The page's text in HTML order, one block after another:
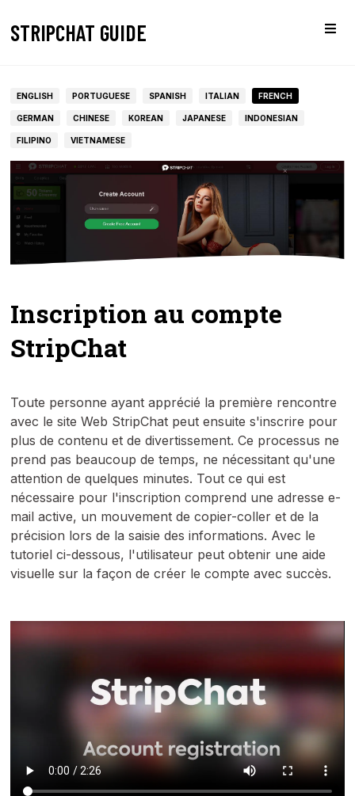
STRIPCHAT GUIDE
ENGLISH PORTUGUESE SPANISH ITALIAN FRENCH
GERMAN CHINESE KOREAN JAPANESE INDONESIAN
FILIPINO VIETNAMESE
Inscription au compte
StripChat
Toute personne ayant apprécié la première rencontre
avec le site Web StripChat peut ensuite s'inscrire pour
plus de contenu et de divertissement. Ce processus ne
prend pas beaucoup de temps, ne nécessitant qu'une
attention de quelques minutes. Tout ce qui est
nécessaire pour l'inscription comprend une adresse e-
mail active, un mouvement de copier-coller et de la
précision lors de la saisie des informations. Avec le
tutoriel ci-dessous, l'utilisateur peut obtenir une aide
visuelle sur la façon de créer le compte avec succès.